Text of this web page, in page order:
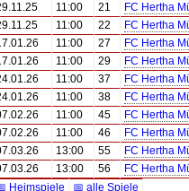
11:00 21
FC Hertha
11:00 22
FC Hertha
11:00 27
FC Hertha
11:00 29
FC Hertha
11:00 37
FC Hertha
11:00 38
FC Hertha
11:00 45
FC Hertha
11:00 46
FC Hertha
13:00 55
FC Hertha
13:00 56
FC Hertha
Heimspiele
📅 alle Spiele